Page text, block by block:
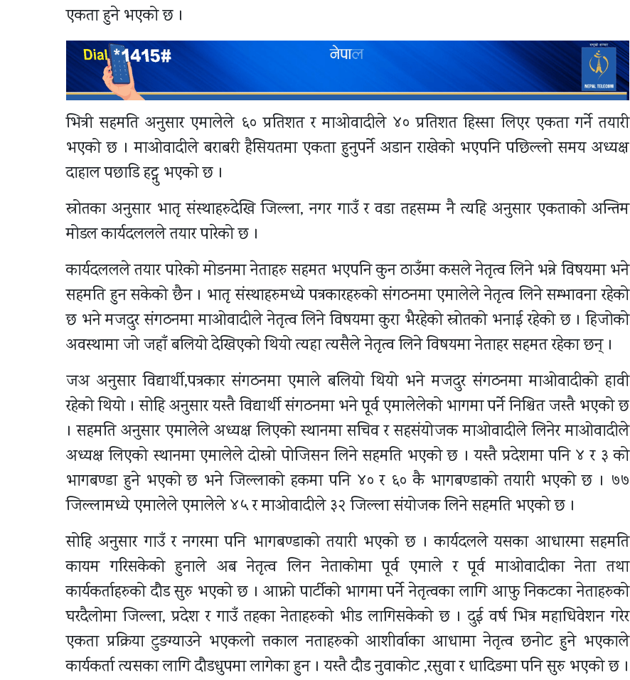
एकता हुने भएको छ ।
भित्री सहमति अनुसार एमालेले ६० प्रतिशत र माओवादीले ४० प्रतिशत हिस्सा लिएर एकता गर्ने तयारी
भएको छ । माओवादीले बराबरी हैसियतमा एकता हुनुपर्ने अडान राखेको भएपनि पछिल्लो समय अध्यक्ष
दाहाल पछाडि हट्नु भएको छ ।
स्रोतका अनुसार भातृ संस्थाहरुदेखि जिल्ला, नगर गाउँ र वडा तहसम्म नै त्यहि अनुसार एकताको अन्तिम
मोडल कार्यदललले तयार पारेको छ ।
कार्यदललले तयार पारेको मोडनमा नेताहरु सहमत भएपनि कुन ठाउँमा कसले नेतृत्व लिने भन्ने विषयमा भने
सहमति हुन सकेको छैन । भातृ संस्थाहरुमध्ये पत्रकारहरुको संगठनमा एमालेले नेतृत्व लिने सम्भावना रहेको
छ भने मजदुर संगठनमा माओवादीले नेतृत्व लिने विषयमा कुरा भैरहेको स्रोतको भनाई रहेको छ । हिजोको
अवस्थामा जो जहाँ बलियो देखिएको थियो त्यहा त्यसैले नेतृत्व लिने विषयमा नेताहर सहमत रहेका छन् ।
जअ अनुसार विद्यार्थी,पत्रकार संगठनमा एमाले बलियो थियो भने मजदुर संगठनमा माओवादीको हावी
रहेको थियो । सोहि अनुसार यस्तै विद्यार्थी संगठनमा भने पूर्व एमालेलेको भागमा पर्ने निश्चित जस्तै भएको छ
। सहमति अनुसार एमालेले अध्यक्ष लिएको स्थानमा सचिव र सहसंयोजक माओवादीले लिनेर माओवादीले
अध्यक्ष लिएको स्थानमा एमालेले दोस्रो पोजिसन लिने सहमति भएको छ । यस्तै प्रदेशमा पनि ४ र ३ को
भागबण्डा हुने भएको छ भने जिल्लाको हकमा पनि ४० र ६० कै भागबण्डाको तयारी भएको छ । ७७
जिल्लामध्ये एमालेले एमालेले ४५ र माओवादीले ३२ जिल्ला संयोजक लिने सहमति भएको छ ।
सोहि अनुसार गाउँ र नगरमा पनि भागबण्डाको तयारी भएको छ । कार्यदलले यसका आधारमा सहमति
कायम गरिसकेको हुनाले अब नेतृत्व लिन नेताकोमा पूर्व एमाले र पूर्व माओवादीका नेता तथा
कार्यकर्ताहरुको दौड सुरु भएको छ । आफ्नो पार्टीको भागमा पर्ने नेतृत्वका लागि आफु निकटका नेताहरुको
घरदैलोमा जिल्ला, प्रदेश र गाउँ तहका नेताहरुको भीड लागिसकेको छ । दुई वर्ष भित्र महाधिवेशन गरेर
एकता प्रक्रिया टुङग्याउने भएकलो त्तकाल नताहरुको आशीर्वाका आधामा नेतृत्व छनोट हुने भएकाले
कार्यकर्ता त्यसका लागि दौडधुपमा लागेका हुन । यस्तै दौड नुवाकोट ,रसुवा र धादिङमा पनि सुरु भएको छ ।